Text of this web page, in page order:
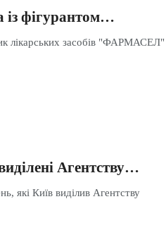
фігурантом…
лікарських засобів "ФАРМАСЕЛ"
Агентству…
які Київ виділив Агентству